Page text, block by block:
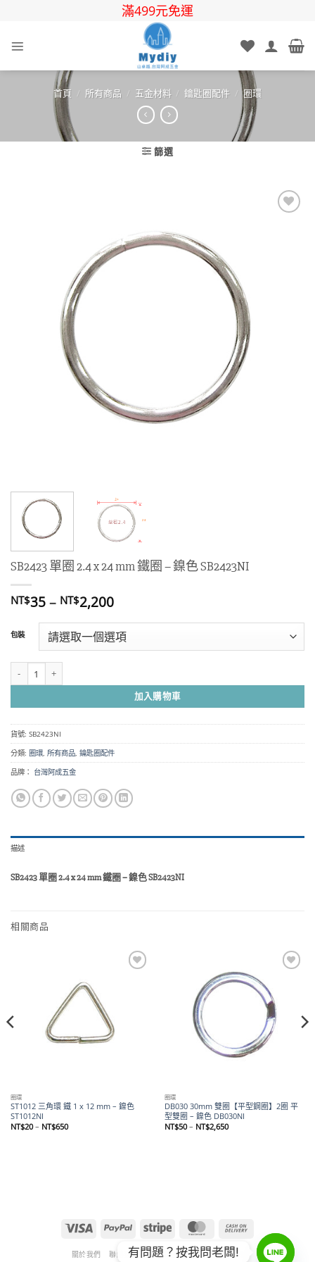
滿499元免運
首頁 / 所有商品 / 五金材料 / 鑰匙圈配件 / 圈環
篩選
SB2423 單圈 2.4 x 24 mm 鐵圈 – 鎳色 SB2423NI
NT$35– NT$2,200價
範
圍：
NT$35
NT$2,200
包裝
加入購物車
貨號: SB2423NI
分類: 圈環, 所有商品, 鑰匙圈配件
品牌： 台灣阿成五金
描述
SB2423 單圈 2.4 x 24 mm 鐵圈 – 鎳色 SB2423NI
相關商品
圈環
ST1012 三角環 鐵 1 x 12 mm – 鎳色
ST1012NI
NT$20 – NT$650價
圈環
DB030 30mm 雙圈【平型鋼圈】2圈 平
型雙圈 – 鎳色 DB030NI
NT$50 – NT$2,650價
Visa PayPal Stripe MasterCard
On
Delivery
關於我們 聯絡我們 退款和退貨政策 隱私權政策
有問題？按我問老闆!